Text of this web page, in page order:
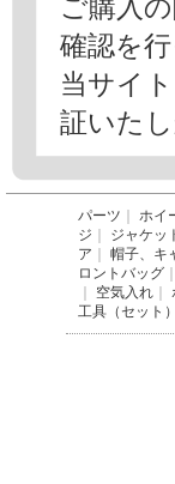
ご購入
確認を
当サイ
証いた
パーツ ホイ
ジ
ジャケッ
ア
帽子、キ
ロントバッグ
空気入れ
工具（セット）